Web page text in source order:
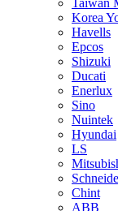
Taiwan
Korea
Havells
Epcos
Shizuki
Ducati
Enerlux
Sino
Nuintek
Hyundai
LS
Chint
ABB